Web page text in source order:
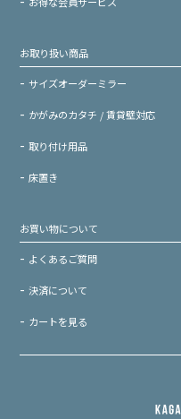
お取り扱い商品
サイズオーダーミラー
かがみのカタチ / 賃貸壁対応
取り付け用品
床置き
お買い物について
よくあるご質問
決済について
カートを見る